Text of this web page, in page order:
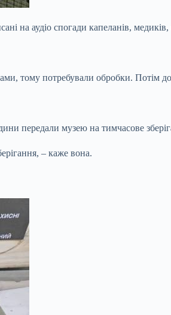
на аудіо спогади капеланів, медиків,
тому потребували обробки. Потім
передали музею на тимчасове
– каже вона.